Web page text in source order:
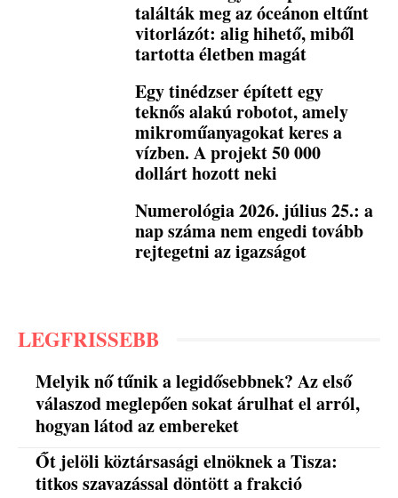
találták meg az óceánon eltűnt
vitorlázót: alig hihető, miből
tartotta életben magát
Egy tinédzser épített egy
teknős alakú robotot, amely
mikroműanyagokat keres a
vízben. A projekt 50 000
dollárt hozott neki
Numerológia 2026. július 25.: a
nap száma nem engedi tovább
rejtegetni az igazságot
LEGFRISSEBB
Melyik nő tűnik a legidősebbnek? Az első
válaszod meglepően sokat árulhat el arról,
hogyan látod az embereket
Őt jelöli köztársasági elnöknek a Tisza:
titkos szavazással döntött a frakció